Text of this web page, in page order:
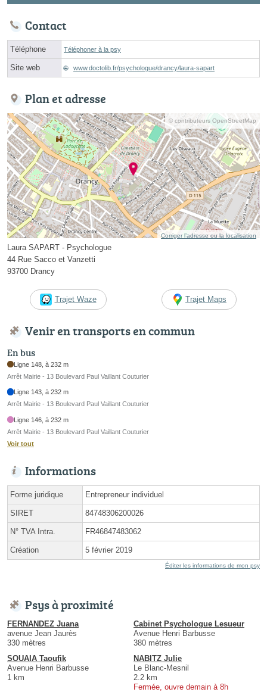
Contact
Téléphone Téléphoner à la psy
Site web www.doctolib.fr/psychologue/drancy/laura-sapart
Plan et adresse
© contributeurs OpenStreetMap
Corriger l’adresse ou la localisation
Laura SAPART - Psychologue
44 Rue Sacco et Vanzetti
93700 Drancy
Trajet Waze Trajet Maps
Venir en transports en commun
En bus
Ligne 148, à 232 m
Arrêt Mairie - 13 Boulevard Paul Vaillant Couturier
Ligne 143, à 232 m
Arrêt Mairie - 13 Boulevard Paul Vaillant Couturier
Ligne 146, à 232 m
Arrêt Mairie - 13 Boulevard Paul Vaillant Couturier
Voir tout
Informations
Forme juridique Entrepreneur individuel
SIRET 84748306200026
N° TVA Intra. FR46847483062
Création 5 février 2019
Éditer les informations de mon psy
Psys à proximité
FERNANDEZ Juana
avenue Jean Jaurès
330 mètres
Cabinet Psychologue Lesueur
Avenue Henri Barbusse
380 mètres
SOUAIA Taoufik
Avenue Henri Barbusse
1 km
NABITZ Julie
Le Blanc-Mesnil
2.2 km
Fermée, ouvre demain à 8h